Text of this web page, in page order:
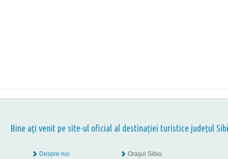
Bine aţi venit pe site-ul oficial al destinației turistice județul
Despre noi
Oraşul Sibiu